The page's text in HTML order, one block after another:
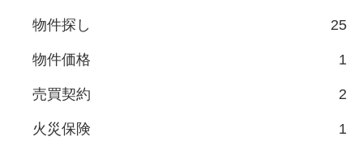
物件探し 25
物件価格 1
売買契約 2
火災保険 1